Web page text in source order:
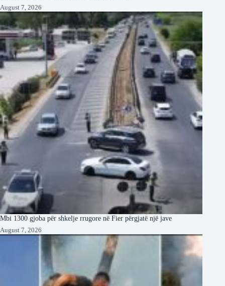
August 7, 2026
Mbi 1300 gjoba për shkelje rrugore në Fier përgjatë një jave
August 7, 2026